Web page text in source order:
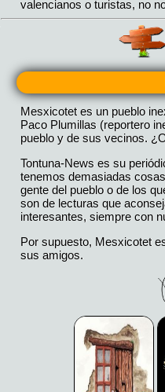
Mesxicotet es un pueblo
Paco Plumillas (reportero
pueblo y de sus vecinos.
Tontuna-News es su
tenemos demasiadas
gente del pueblo o de los
son de lecturas que
interesantes, siempre con
Por supuesto, Mesxicotet
sus amigos.